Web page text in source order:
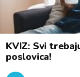
KVIZ: Svi
poslovica!